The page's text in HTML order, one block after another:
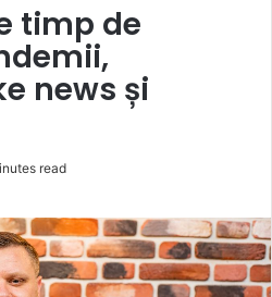
timp de
news și
read